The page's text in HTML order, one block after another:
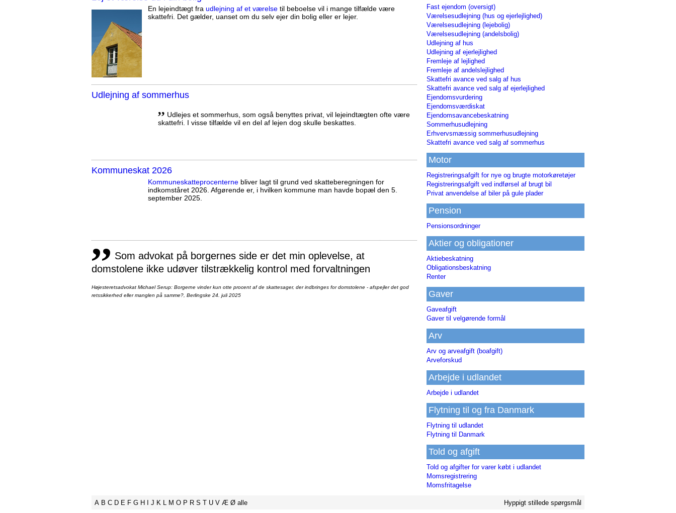
En lejeindtægt fra udlejning af et værelse til beboelse vil i mange tilfælde være
skattefri. Det gælder, uanset om du selv ejer din bolig eller er lejer.
Udlejning af sommerhus
,, Udlejes et sommerhus, som også benyttes privat, vil lejeindtægten ofte være
skattefri. I visse tilfælde vil en del af lejen dog skulle beskattes.
Kommuneskat 2026
Kommuneskatte­procenterne bliver lagt til grund ved skatteberegningen for
indkomståret 2026. Afgørende er, i hvilken kommune man havde bopæl den 5.
september 2025.
,, Som advokat på borgernes side er det min oplevelse, at
domstolene ikke udøver tilstrækkelig kontrol med forvaltningen
Højesteretsadvokat Michael Serup: Borgerne vinder kun otte procent af de skattesager, der indbringes for domstolene - afspejler det god
retssikkerhed eller manglen på samme?, Berlingske 24. juli 2025
Fast ejendom (oversigt)
Værelsesudlejning (hus og ejerlejlighed)
Værelsesudlejning (lejebolig)
Værelsesudlejning (andelsbolig)
Udlejning af hus
Udlejning af ejerlejlighed
Fremleje af lejlighed
Fremleje af andelslejlighed
Skattefri avance ved salg af hus
Skattefri avance ved salg af ejerlejlighed
Ejendomsvurdering
Ejendomsværdiskat
Ejendomsavancebeskatning
Sommerhusudlejning
Erhvervsmæssig sommerhusudlejning
Skattefri avance ved salg af sommerhus
Motor
Registreringsafgift for nye og brugte motorkøretøjer
Registreringsafgift ved indførsel af brugt bil
Privat anvendelse af biler på gule plader
Pension
Pensionsordninger
Aktier og obligationer
Aktiebeskatning
Obligationsbeskatning
Renter
Gaver
Gaveafgift
Gaver til velgørende formål
Arv
Arv og arveafgift (boafgift)
Arveforskud
Arbejde i udlandet
Arbejde i udlandet
Flytning til og fra Danmark
Flytning til udlandet
Flytning til Danmark
Told og afgift
Told og afgifter for varer købt i udlandet
Momsregistrering
Momsfritagelse
A B C D E F G H J K L M O P R S T U V Æ Ø alle Hyppigt stillede spørgsmål